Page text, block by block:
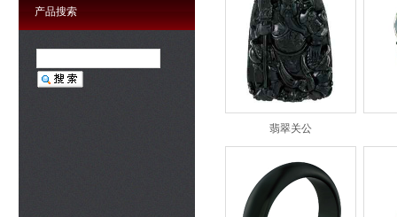
产品搜索
翡翠关公